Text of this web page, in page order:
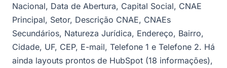
Nacional, Data de Abertura, Capital Social, CNAE
Principal, Setor, Descrição CNAE, CNAEs
Secundários, Natureza Jurídica, Endereço, Bairro,
Cidade, UF, CEP, E-mail, Telefone 1 e Telefone 2. Há
ainda layouts prontos de HubSpot (18 informações),